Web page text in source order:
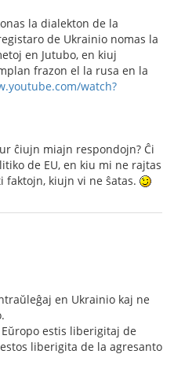
la dialekton de la
de Ukrainio nomas la
en Jutubo, en kiuj
frazon el la rusa en la
watch?
ĉiujn miajn respondojn? Ĉi
de EU, en kiu mi ne rajtas
kiujn vi ne ŝatas.
en Ukrainio kaj ne
estis liberigitaj de
liberigita de la agresanto